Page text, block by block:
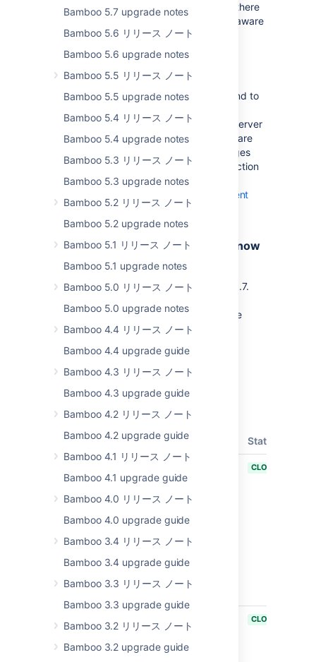
Bamboo 5.7 upgrade notes
Bamboo 5.6 リリース ノート
Bamboo 5.6 upgrade notes
Bamboo 5.5 リリース ノート
Bamboo 5.5 upgrade notes
Bamboo 5.4 リリース ノート
Bamboo 5.4 upgrade notes
Bamboo 5.3 リリース ノート
Bamboo 5.3 upgrade notes
Bamboo 5.2 リリース ノート
Bamboo 5.2 upgrade notes
Bamboo 5.1 リリース ノート
Bamboo 5.1 upgrade notes
Bamboo 5.0 リリース ノート
Bamboo 5.0 upgrade notes
Bamboo 4.4 リリース ノート
Bamboo 4.4 upgrade guide
Bamboo 4.3 リリース ノート
Bamboo 4.3 upgrade guide
Bamboo 4.2 リリース ノート
Bamboo 4.2 upgrade guide
Bamboo 4.1 リリース ノート
Bamboo 4.1 upgrade guide
Bamboo 4.0 リリース ノート
Bamboo 4.0 upgrade guide
Bamboo 3.4 リリース ノート
Bamboo 3.4 upgrade guide
Bamboo 3.3 リリース ノート
Bamboo 3.3 upgrade guide
Bamboo 3.2 リリース ノート
Bamboo 3.2 upgrade guide
there’s nothing you need to do, however there
are a few limitations that you need to be aware
of. SeeIPv6 in Bamboo
Bamboo Docker images
To get Bamboo up and running quickly and to
application, we have prepared Bamboo Server
and Bamboo Agent Docker images. Both are
minimalistic and highly customisable images
that allow you to get Bamboo ready for action
in no time. You can download both
Bamboo agent
base, from the Docker Hub.
Deployment project configuration now
in audit log
The audit log just got bigger in Bamboo 6.7.
environment configuration changes will be
logged to the audit log.
解決済みの課題
Issues resolved in Bamboo 6.7.3
Released on 21 Mar 2019 .
Key Summary Status
User
Repositories
migrated to
Embedded
Distinguished
Name in
CLOSED
CREATE
permission on
CLOSED